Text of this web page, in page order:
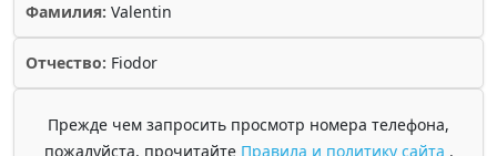
Фамилия: Valentin
Отчество: Fiodor
Прежде чем запросить просмотр номера телефона,
пожалуйста, прочитайте Правила и политику сайта .